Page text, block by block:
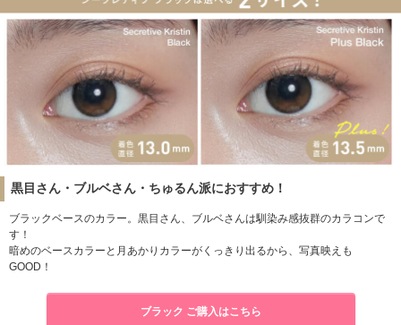
黒目さん・ブルベさん・ちゅるん派におすすめ！
ブラックベースのカラー。黒目さん、ブルベさんは馴染み感抜群のカラコンで
す！
暗めのベースカラーと月あかりカラーがくっきり出るから、写真映えも
GOOD！
ブラック ご購入はこちら